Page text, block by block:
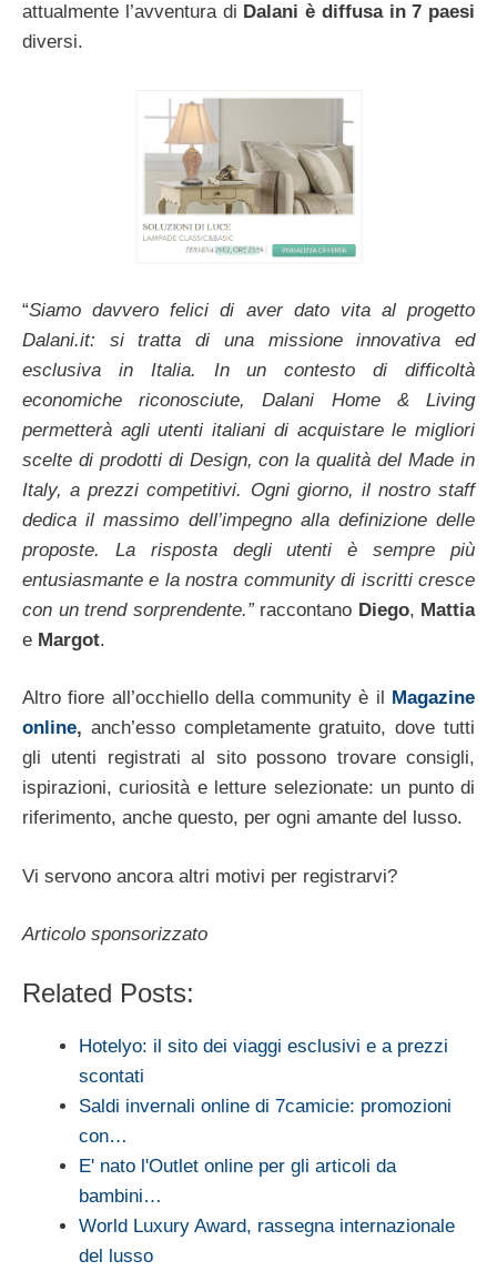
attualmente l’avventura di Dalani è diffusa in 7 paesi
diversi.
“Siamo davvero felici di aver dato vita al progetto
Dalani.it: si tratta di una missione innovativa ed
esclusiva in Italia. In un contesto di difficoltà
economiche riconosciute, Dalani Home & Living
permetterà agli utenti italiani di acquistare le migliori
scelte di prodotti di Design, con la qualità del Made in
Italy, a prezzi competitivi. Ogni giorno, il nostro staff
dedica il massimo dell’impegno alla definizione delle
proposte. La risposta degli utenti è sempre più
entusiasmante e la nostra community di iscritti cresce
con un trend sorprendente.”raccontano Diego, Mattia
e Margot.
Altro fiore all’occhiello della community è il
Magazine
online, anch’esso completamente gratuito, dove tutti
gli utenti registrati al sito possono trovare consigli,
ispirazioni, curiosità e letture selezionate: un punto di
riferimento, anche questo, per ogni amante del lusso.
Vi servono ancora altri motivi per registrarvi?
Articolo sponsorizzato
Related Posts:
Hotelyo: il sito dei viaggi esclusivi e a prezzi
scontati
Saldi invernali online di 7camicie: promozioni
con…
E' nato l'Outlet online per gli articoli da
bambini…
World Luxury Award, rassegna internazionale
del lusso